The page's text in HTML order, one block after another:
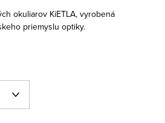
okuliarov KiETLA, vyrobená
priemyslu optiky.